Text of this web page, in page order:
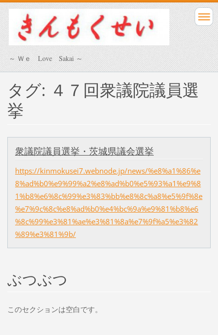
～ Ｗｅ Love Sakai ～
タグ: ４７回衆議院議員選
挙
衆議院議員選挙・茨城県議会選挙
https://kinmokusei7.webnode.jp/news/%e8%a1%86%e
8%ad%b0%e9%99%a2%e8%ad%b0%e5%93%a1%e9%8
1%b8%e6%8c%99%e3%83%bb%e8%8c%a8%e5%9f%8e
%e7%9c%8c%e8%ad%b0%e4%bc%9a%e9%81%b8%e6
%8c%99%e3%81%ae%e3%81%8a%e7%9f%a5%e3%82
%89%e3%81%9b/
ぶつぶつ
このセクションは空白です。